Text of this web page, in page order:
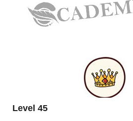
Level 45